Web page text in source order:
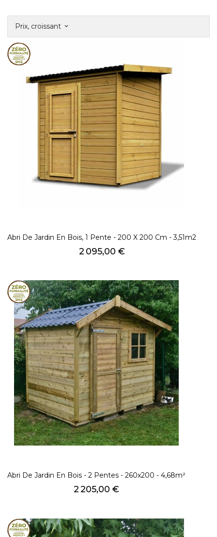
Prix, croissant keyboard_arrow_down
Abri De Jardin En Bois, 1 Pente - 200 X 200 Cm - 3,51m2
Prix
2 095,00 €
Abri De Jardin En Bois - 2 Pentes - 260x200 - 4,68m²
Prix
2 205,00 €